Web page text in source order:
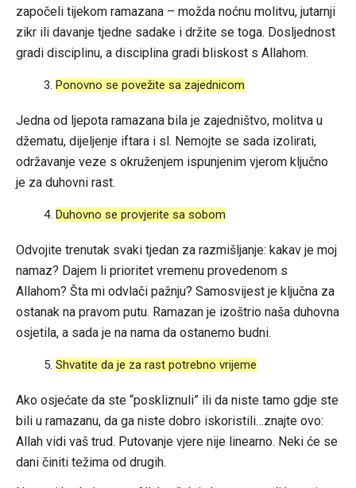
započeli tijekom ramazana – možda noćnu molitvu, jutarnji
zikr ili davanje tjedne sadake i držite se toga. Dosljednost
gradi disciplinu, a disciplina gradi bliskost s Allahom.
Ponovno se povežite sa zajednicom
Jedna od ljepota ramazana bila je zajedništvo, molitva u
džematu, dijeljenje iftara i sl. Nemojte se sada izolirati,
održavanje veze s okruženjem ispunjenim vjerom ključno
je za duhovni rast.
Duhovno se provjerite sa sobom
Odvojite trenutak svaki tjedan za razmišljanje: kakav je moj
namaz? Dajem li prioritet vremenu provedenom s
Allahom? Šta mi odvlači pažnju? Samosvijest je ključna za
ostanak na pravom putu. Ramazan je izoštrio naša duhovna
osjetila, a sada je na nama da ostanemo budni.
Shvatite da je za rast potrebno vrijeme
Ako osjećate da ste “poskliznuli” ili da niste tamo gdje ste
bili u ramazanu, da ga niste dobro iskoristili…znajte ovo:
Allah vidi vaš trud. Putovanje vjere nije linearno. Neki će se
dani činiti težima od drugih.